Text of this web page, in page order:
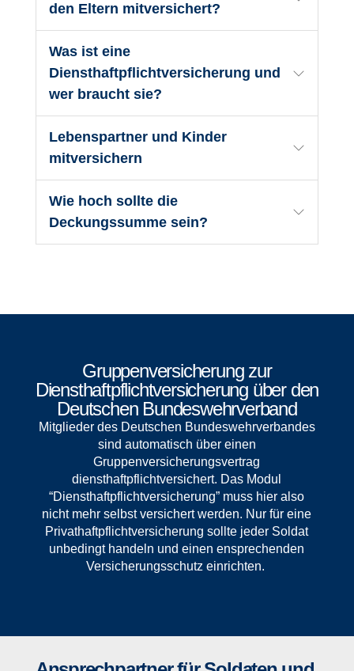
den Eltern mitversichert?
Was ist eine
Diensthaftpflichtversicherung und
wer braucht sie?
Lebenspartner und Kinder
mitversichern
Wie hoch sollte die
Deckungssumme sein?
Gruppenversicherung zur
Diensthaftpflichtversicherung über den
Deutschen Bundeswehrverband
Mitglieder des Deutschen Bundeswehrverbandes
sind automatisch über einen
Gruppenversicherungsvertrag
diensthaftpflichtversichert. Das Modul
“Diensthaftpflichtversicherung” muss hier also
nicht mehr selbst versichert werden. Nur für eine
Privathaftpflichtversicherung sollte jeder Soldat
unbedingt handeln und einen ensprechenden
Versicherungsschutz einrichten.